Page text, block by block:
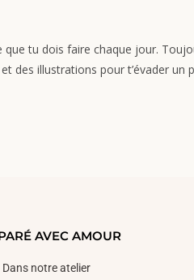
tu dois faire chaque jour.
des illustrations pour t’évader un
AVEC AMOUR
Dans notre atelier